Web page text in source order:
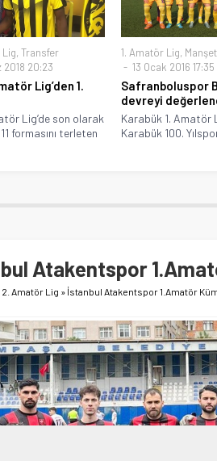
Lig, Transfer
2018 20:23
Lig’den 1.
Lig’de son olarak
formasını terleten
1. Amatör Lig, Manşet
13 Ocak 2016 17:35
Safranboluspor
devreyi
Karabük 1. Amatör
Karabük 100.
Atakentspor
2. Amatör Lig » İstanbul Atakentspor 1.Amatör